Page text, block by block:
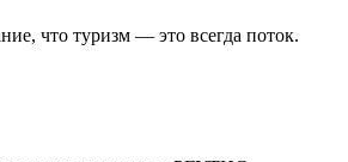
что туризм — это всегда поток.